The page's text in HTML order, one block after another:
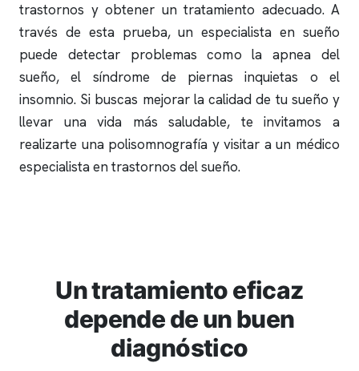
trastornos y obtener un tratamiento adecuado. A
través de esta prueba, un especialista en sueño
puede detectar problemas como laapnea del
sueño, el síndrome de piernas inquietas o el
insomnio. Si buscas mejorar la calidad de tu sueño y
llevar una vida más saludable, te invitamos a
realizarte una polisomnografía y visitar a un médico
especialista en trastornos del sueño.
Un tratamiento eficaz
depende de un buen
diagnóstico